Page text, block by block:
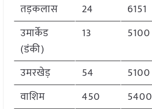
तड़कलास
24 6151
उमार्केड
(डंकी)
13 5100
उमरखेड़ 54 5100
वाशिम
450 5400